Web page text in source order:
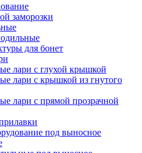
заморозки
для бонет
лари с глухой крышкой
лари с крышкой из гнутого
лари с прямой прозрачной
под выносное